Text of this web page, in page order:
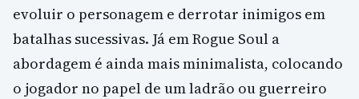
evoluir o personagem e derrotar inimigos em
batalhas sucessivas. Já em Rogue Soul a
abordagem é ainda mais minimalista, colocando
o jogador no papel de um ladrão ou guerreiro